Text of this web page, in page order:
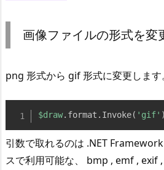
画像ファイルの形式を変
png 形式から gif 形式に変更します。
$draw. format . Invoke( 'gif' )
引数で取れるのは .NET
スで利用可能な、 bmp , emf ,